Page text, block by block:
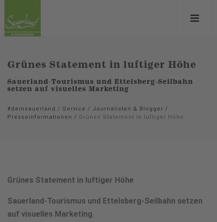
Grünes Statement in luftiger Höhe
Sauerland-Tourismus und Ettelsberg-Seilbahn
setzen auf visuelles Marketing
#deinsauerland / Service / Journalisten & Blogger /
Presseinformationen / Grünes Statement in luftiger Höhe
Grünes Statement in luftiger Höhe
Sauerland-Tourismus und Ettelsberg-Seilbahn setzen
auf visuelles Marketing